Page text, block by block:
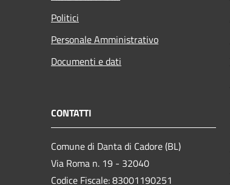
Politici
Personale Amministrativo
Documenti e dati
CONTATTI
Comune di Danta di Cadore (BL)
Via Roma n. 19 - 32040
Codice Fiscale: 83001190251